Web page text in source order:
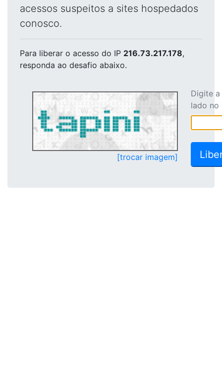
acessos suspeitos a sites hospedados
conosco.
Para liberar o acesso do IP 216.73.217.178,
responda ao desafio abaixo.
[trocar imagem]
Digite
lado no